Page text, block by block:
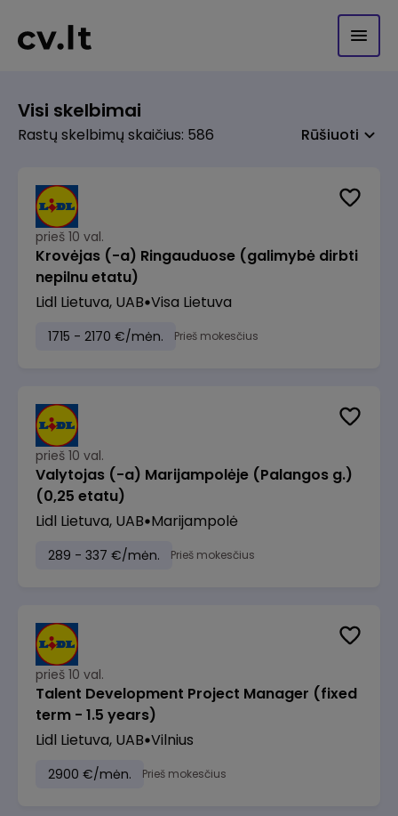
Visi skelbimai
Rastų skelbimų skaičius: 586 Rūšiuoti
prieš 10 val.
Krovėjas (-a) Ringauduose (galimybė dirbti
nepilnu etatu)
Lidl Lietuva, UAB Visa Lietuva
1715 - 2170 €/mėn. Prieš mokesčius
prieš 10 val.
Valytojas (-a) Marijampolėje (Palangos g.)
(0,25 etatu)
Lidl Lietuva, UAB Marijampolė
289 - 337 €/mėn. Prieš mokesčius
prieš 10 val.
Talent Development Project Manager (fixed
term - 1.5 years)
Lidl Lietuva, UAB Vilnius
2900 €/mėn. Prieš mokesčius